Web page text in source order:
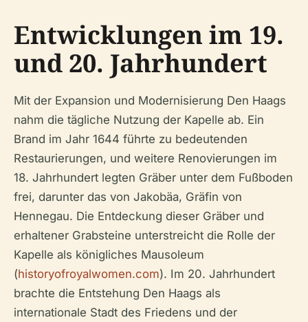
Entwicklungen im 19.
und 20. Jahrhundert
Mit der Expansion und Modernisierung Den Haags
nahm die tägliche Nutzung der Kapelle ab. Ein
Brand im Jahr 1644 führte zu bedeutenden
Restaurierungen, und weitere Renovierungen im
18. Jahrhundert legten Gräber unter dem Fußboden
frei, darunter das von Jakobäa, Gräfin von
Hennegau. Die Entdeckung dieser Gräber und
erhaltener Grabsteine unterstreicht die Rolle der
Kapelle als königliches Mausoleum
(historyofroyalwomen.com). Im 20. Jahrhundert
brachte die Entstehung Den Haags als
internationale Stadt des Friedens und der